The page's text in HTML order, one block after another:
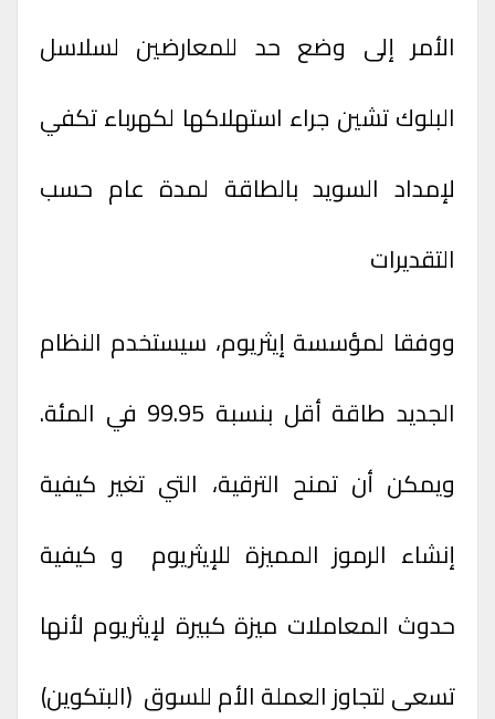
الأمر إلى وضع حد للمعارضين لسلاسل
البلوك تشين جراء استهلاكها لكهرباء تكفي
لإمداد السويد بالطاقة لمدة عام حسب
التقديرات
ووفقا لمؤسسة إيثريوم، سيستخدم النظام
الجديد طاقة أقل بنسبة 99.95 في المئة.
ويمكن أن تمنح الترقية، التي تغير كيفية
إنشاء الرموز المميزة للإيثريوم و كيفية
حدوث المعاملات ميزة كبيرة لإيثريوم لأنها
تسعى لتجاوز العملة الأم للسوق (البتكوين)